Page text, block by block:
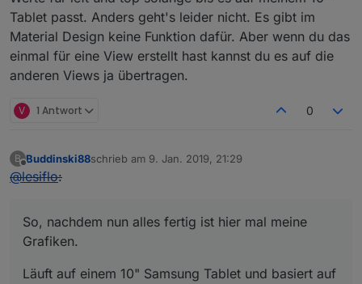
Tablet passt. Anders geht's leider nicht. Es gibt im
Material Design keine Funktion dafür. Aber wenn du das
einmal für eine View erstellt hast kannst du es auf die
anderen Views ja übertragen.
V 1 Antwort 0
B
Offline
Buddinski88schrieb am 9. Jan. 2019, 21:29
zuletzt editiert von
@lesiflo:
So, nachdem nun alles fertig ist hier mal meine
Grafiken.
Läuft auf einem 10" Samsung Tablet und basiert auf